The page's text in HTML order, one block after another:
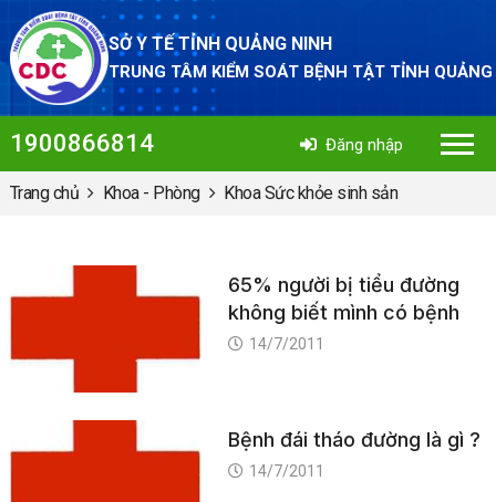
SỞ Y TẾ TỈNH QUẢNG NINH
TRUNG TÂM KIỂM SOÁT BỆNH TẬT TỈNH
Đăng nhập
1900866814
Trang chủ Khoa - Phòng Khoa Sức khỏe sinh sản
65% người bị tiểu đường
không biết mình có bệnh
14/7/2011
Bệnh đái tháo đường là gì ?
14/7/2011